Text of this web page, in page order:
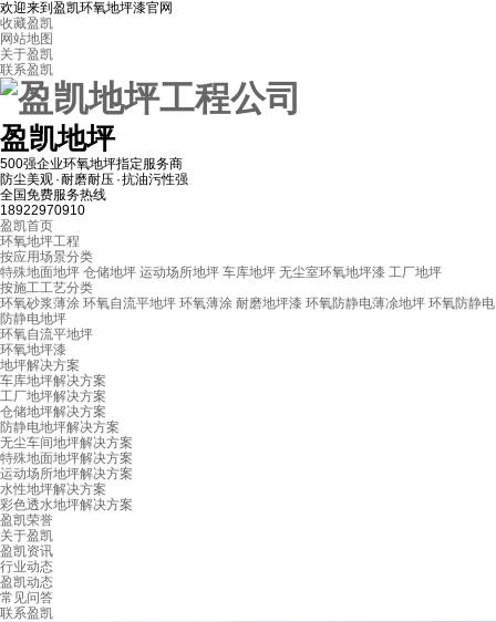
欢迎来到盈凯环氧地坪漆官网
收藏盈凯
网站地图
关于盈凯
联系盈凯
盈凯地坪
500强企业环氧地坪指定服务商
防尘美观 · 耐磨耐压 · 抗油污性强
全国免费服务热线
18922970910
盈凯首页
环氧地坪工程
按应用场景分类
特殊地面地坪 仓储地坪 运动场所地坪 车库地坪 无尘室环氧地坪漆 工厂地坪
按施工工艺分类
环氧砂浆薄涂 环氧自流平地坪 环氧薄涂 耐磨地坪漆 环氧防静电薄凃地坪 环氧防静
防静电地坪
环氧自流平地坪
环氧地坪漆
地坪解决方案
车库地坪解决方案
工厂地坪解决方案
仓储地坪解决方案
防静电地坪解决方案
无尘车间地坪解决方案
特殊地面地坪解决方案
运动场所地坪解决方案
水性地坪解决方案
彩色透水地坪解决方案
盈凯荣誉
关于盈凯
盈凯资讯
行业动态
盈凯动态
常见问答
联系盈凯